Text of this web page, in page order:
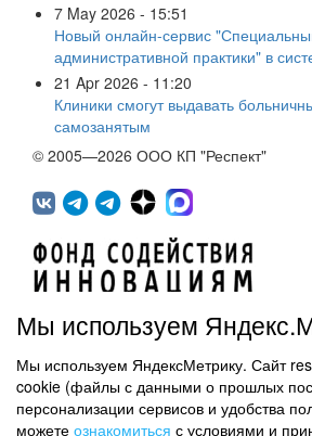
7 May 2026 - 15:51
Новый онлайн-сервис
административной практики" в
21 Apr 2026 - 11:20
Клиники смогут выдавать
самозанятым
© 2005—2026 ООО КП "Респект"
450071, г.Уфа, ул. 50 лет СССР, д.48
(347) 291 20 70
Контактная информация
Мы используем
Мы используем ЯндексМетрику. Сайт
cookie (файлы с данными о прошлых
персонализации сервисов и удобства
можете ознакомиться с условиями и